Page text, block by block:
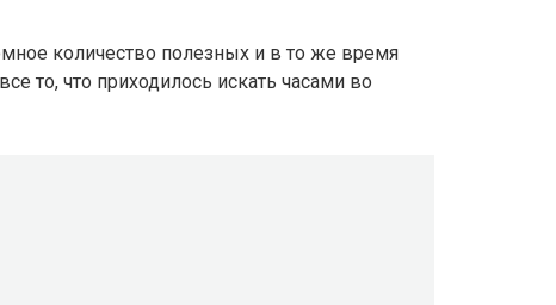
количество полезных и в то же время
то, что приходилось искать часами во